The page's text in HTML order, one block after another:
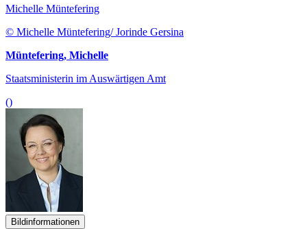
Michelle Müntefering
© Michelle Müntefering/ Jorinde Gersina
Müntefering, Michelle
Staatsministerin im Auswärtigen Amt
()
Bildinformationen